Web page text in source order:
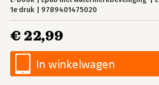
1e druk
9789401475020
€ 22,99
In winkelwagen